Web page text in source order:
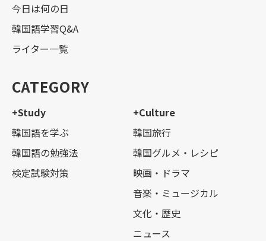
今日は何の日
韓国語学習Q&A
ライター一覧
CATEGORY
+Study
韓国語を学ぶ
韓国語の勉強法
検定試験対策
+Culture
韓国旅行
韓国グルメ・レシピ
映画・ドラマ
音楽・ミュージカル
文化・歴史
ニュース